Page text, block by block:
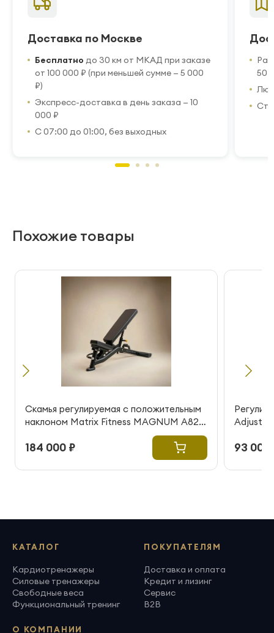
Доставка по Москве
Бесплатно до 30 км от МКАД при заказе
от 100 000 ₽ (при меньшей сумме — 5 000
₽)
Экспресс-доставка в день заказа — 10
000 ₽
С 07:00 до 01:00, без выходных
50
Похожие товары
Скамья регулируемая с положительным
наклоном Matrix Fitness MAGNUM A82
184 000 ₽ 93 000
КАТАЛОГ
Кардиотренажеры
Силовые тренажеры
Свободные веса
Функциональный тренинг
ПОКУПАТЕЛЯМ
Доставка и оплата
Кредит и лизинг
Сервис
B2B
О КОМПАНИИ